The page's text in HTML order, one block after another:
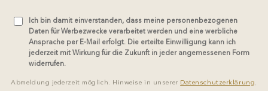
Ich bin damit einverstanden, dass meine personenbezogenen
Daten für Werbezwecke verarbeitet werden und eine werbliche
Ansprache per E-Mail erfolgt. Die erteilte Einwilligung kann ich
jederzeit mit Wirkung für die Zukunft in jeder angemessenen Form
widerrufen.
Abmeldung jederzeit möglich. Hinweise in unserer Datenschutzerklärung.